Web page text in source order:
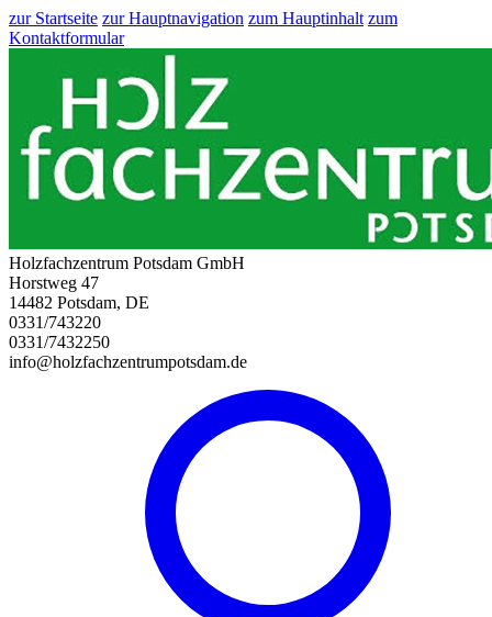
zur Startseite zur Hauptnavigation zum Hauptinhalt zum
Kontaktformular
Holzfachzentrum Potsdam GmbH
Horstweg 47
14482 Potsdam, DE
0331/743220
0331/7432250
info@holzfachzentrumpotsdam.de